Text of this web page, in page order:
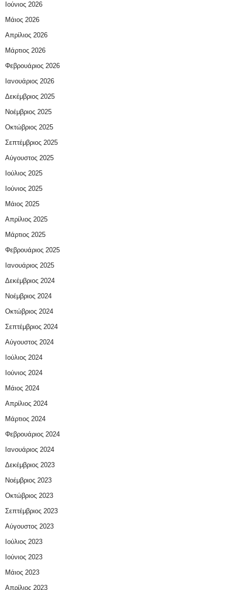
Ιούνιος 2026
Μάιος 2026
Απρίλιος 2026
Μάρτιος 2026
Φεβρουάριος 2026
Ιανουάριος 2026
Δεκέμβριος 2025
Νοέμβριος 2025
Οκτώβριος 2025
Σεπτέμβριος 2025
Αύγουστος 2025
Ιούλιος 2025
Ιούνιος 2025
Μάιος 2025
Απρίλιος 2025
Μάρτιος 2025
Φεβρουάριος 2025
Ιανουάριος 2025
Δεκέμβριος 2024
Νοέμβριος 2024
Οκτώβριος 2024
Σεπτέμβριος 2024
Αύγουστος 2024
Ιούλιος 2024
Ιούνιος 2024
Μάιος 2024
Απρίλιος 2024
Μάρτιος 2024
Φεβρουάριος 2024
Ιανουάριος 2024
Δεκέμβριος 2023
Νοέμβριος 2023
Οκτώβριος 2023
Σεπτέμβριος 2023
Αύγουστος 2023
Ιούλιος 2023
Ιούνιος 2023
Μάιος 2023
Απρίλιος 2023